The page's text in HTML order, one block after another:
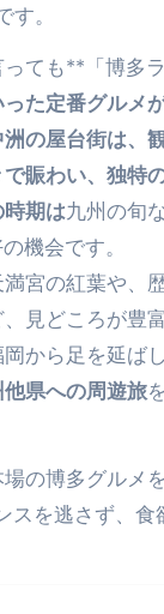
。
っても**「博多
った定番グルメ
の屋台街は、
賑わい、独特
期は九州の旬
機会です。
宮の紅葉や、
見どころが豊
岡から足を延ば
他県への周遊旅
の博多グルメ
スを逃さず、食